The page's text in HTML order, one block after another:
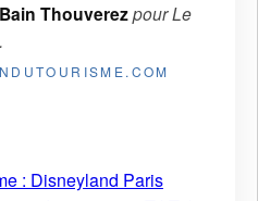
ThouverezpourLe
.
: Disneyland Paris